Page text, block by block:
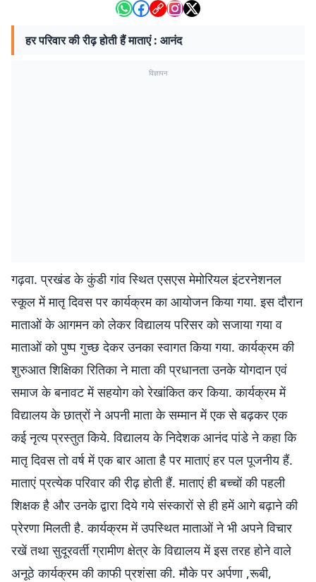
हर परिवार की रीढ़ होती हैं माताएं : आनंद
विज्ञापन
गढ़वा. प्रखंड के कुंडी गांव स्थित एसएस मेमोरियल इंटरनेशनल
स्कूल में मातृ दिवस पर कार्यक्रम का आयोजन किया गया. इस दौरान
माताओं के आगमन को लेकर विद्यालय परिसर को सजाया गया व
माताओं को पुष्प गुच्छ देकर उनका स्वागत किया गया. कार्यक्रम की
शुरुआत शिक्षिका रितिका ने माता की प्रधानता उनके योगदान एवं
समाज के बनावट में सहयोग को रेखांकित कर किया. कार्यक्रम में
विद्यालय के छात्रों ने अपनी माता के सम्मान में एक से बढ़कर एक
कई नृत्य प्रस्तुत किये. विद्यालय के निदेशक आनंद पांडे ने कहा कि
मातृ दिवस तो वर्ष में एक बार आता है पर माताएं हर पल पूजनीय हैं.
माताएं प्रत्येक परिवार की रीढ़ होती हैं. माताएं ही बच्चों की पहली
शिक्षक है और उनके द्वारा दिये गये संस्कारों से ही हमें आगे बढ़ाने की
प्रेरणा मिलती है. कार्यक्रम में उपस्थित माताओं ने भी अपने विचार
रखें तथा सुदूरवर्ती ग्रामीण क्षेत्र के विद्यालय में इस तरह होने वाले
अनूठे कार्यक्रम की काफी प्रशंसा की. मौके पर अर्पणा ,रूबी,